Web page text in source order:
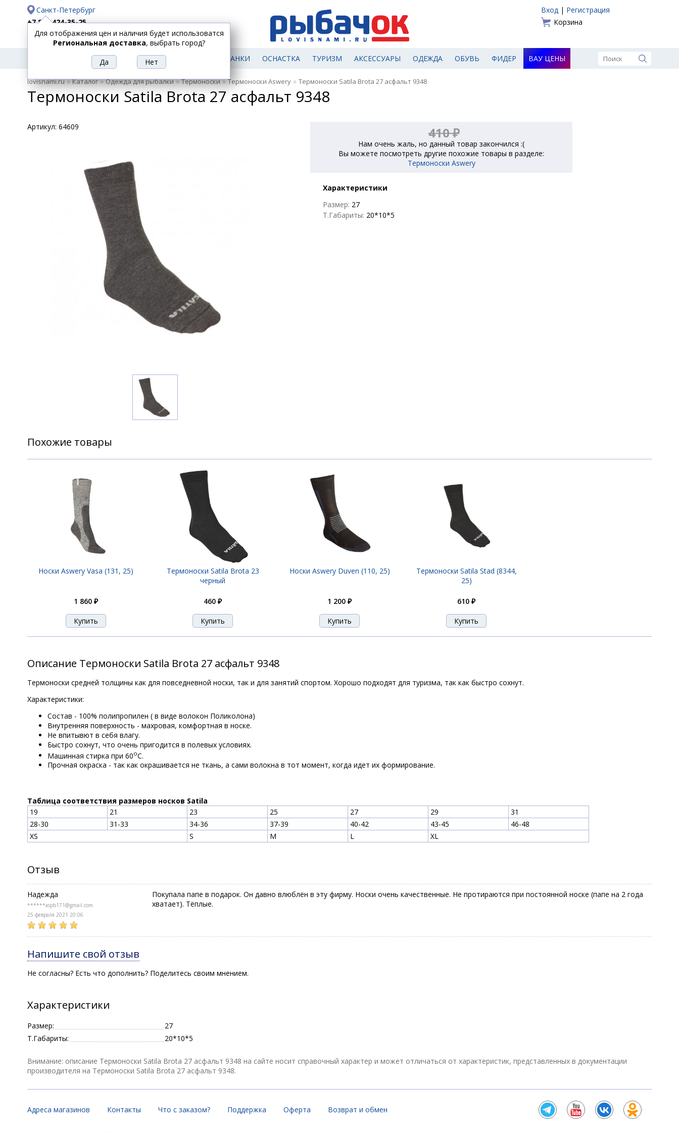
Санкт-Петербург
+7 812 424-35-25
Доставка
Оплата
Вход | Регистрация
Корзина
Для отображения цен и наличия будет использоватся
Региональная доставка, выбрать город?
РЫБОЛОВНЫЕ
ТОВАРЫ
СПИННИНГИ КАТУШКИ ПРИМАНКИ ОСНАСТКА ТУРИЗМ АКСЕССУАРЫ ОДЕЖДА ОБУВЬ ФИДЕР ВАУ ЦЕНЫ
lovisnami.ru»Каталог»Одежда для рыбалки»Термоноски»Термоноски Aswery » Термоноски Satila Brota 27 асфальт 9348
Термоноски Satila Brota 27 асфальт 9348
Артикул: 64609 410 ₽
Нам очень жаль, но данный товар закончился :(
Вы можете посмотреть другие похожие товары в разделе:
Термоноски Aswery
Характеристики
Размер: 27
Т.Габариты: 20*10*5
Похожие товары
Носки Aswery Vasa (131, 25)
1 860 ₽
Термоноски Satila Brota 23
черный
460 ₽
Носки Aswery Duven (110, 25)
1 200 ₽
Термоноски Satila Stad (8344,
25)
610 ₽
Описание Термоноски Satila Brota 27 асфальт 9348
Термоноски средней толщины как для повседневной носки, так и для занятий спортом. Хорошо подходят для туризма, так как быстро сохнут.
Характеристики:
Состав - 100% полипропилен ( в виде волокон Поликолона)
Внутренняя поверхность - махровая, комфортная в носке.
Не впитывют в себя влагу.
Быстро сохнут, что очень пригодится в полевых условиях.
Машинная стирка при 60оС.
Прочная окраска - так как окрашивается не ткань, а сами волокна в тот момент, когда идет их формирование.
Таблица соответствия размеров носков Satila
19
21 23 25 27 29
31
28-30
31-33 34-36 37-39 40-42 43-45
46-48
XS
S M L XL
Отзыв
Надежда
******aspb171@gmail.com
25 февраля 2021 20:06
Покупала папе в подарок. Он давно влюблён в эту фирму. Носки очень качественные. Не протираются при постоянной носке (папе на 2 года
хватает). Тёплые.
Напишите свой отзыв
Не согласны? Есть что дополнить? Поделитесь своим мнением.
Характеристики
Размер:
27
Т.Габариты:
20*10*5
Внимание: описание Термоноски Satila Brota 27 асфальт 9348 на сайте носит справочный характер и может отличаться от характеристик, представленных в документации
производителя на Термоноски Satila Brota 27 асфальт 9348.
Адреса магазинов Контакты Что с заказом? Поддержка Оферта Возврат и обмен